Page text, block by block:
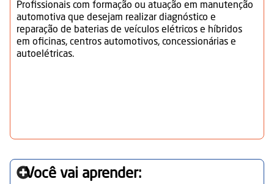
Profissionais com formação ou atuação em manutenção
automotiva que desejam realizar diagnóstico e
reparação de baterias de veículos elétricos e híbridos
em oficinas, centros automotivos, concessionárias e
autoelétricas.
Você vai aprender: